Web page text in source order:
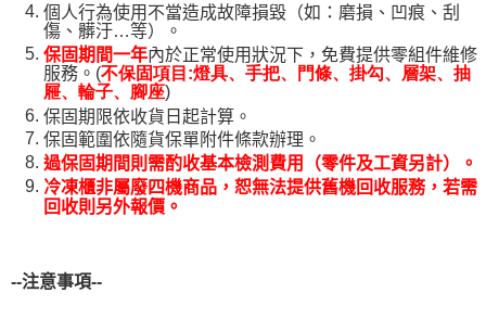
個人行為使用不當造成故障損毀（如：磨損、凹痕、刮
傷、髒汙…等）。
保固期間一年內於正常使用狀況下，免費提供零組件維修
服務。(不保固項目:燈具、手把、門條、掛勾、層架、抽
屜、輪子、腳座)
保固期限依收貨日起計算。
保固範圍依隨貨保單附件條款辦理。
過保固期間則需酌收基本檢測費用（零件及工資另計）。
冷凍櫃非屬廢四機商品，恕無法提供舊機回收服務，若需
回收則另外報價。
--注意事項--